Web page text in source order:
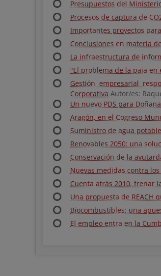
Presupuestos del
Procesos de captura de
Importantes proyectos
Conclusiones en materia
La infraestructura de
"El problema de la paja en
Gestión empresarial
Corporativa Autor/es:
Un nuevo PDS para Doñana
Aragón, en el Cogreso
Suministro de agua
Renovables 2050: una
Conservación de la
Nuevas medidas contra
Cuenta atrás 2010, frenar
Una propuesta de REACH
Biocombustibles: una
El empleo entra en la